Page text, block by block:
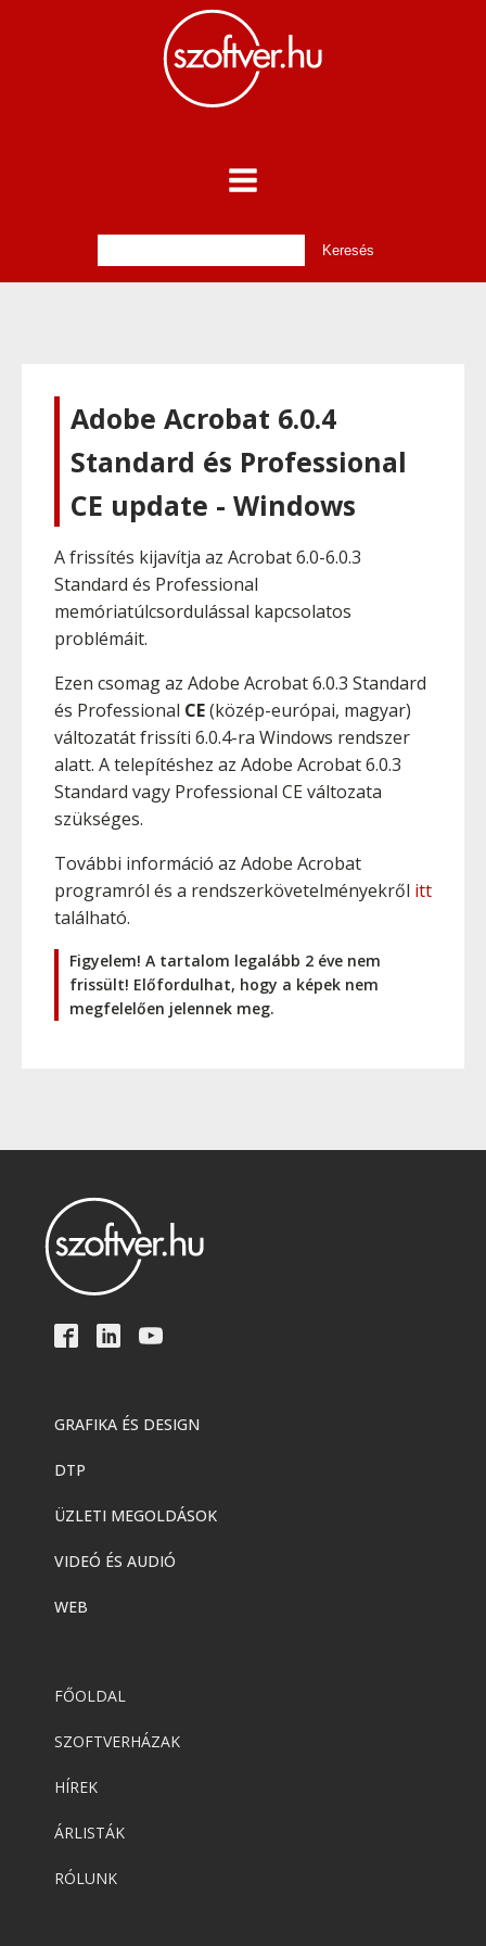
Adobe Acrobat 6.0.4
Standard és Professional
CE update - Windows
A frissítés kijavítja az Acrobat 6.0-6.0.3
Standard és Professional
memóriatúlcsordulással kapcsolatos
problémáit.
Ezen csomag az Adobe Acrobat 6.0.3 Standard
és Professional CE(közép-európai, magyar)
változatát frissíti 6.0.4-ra Windows rendszer
alatt. A telepítéshez az Adobe Acrobat 6.0.3
Standard vagy Professional CE változata
szükséges.
További információ az Adobe Acrobat
programról és a rendszerkövetelményekről itt
található.
Figyelem! A tartalom legalább 2 éve nem
frissült! Előfordulhat, hogy a képek nem
megfelelően jelennek meg.
GRAFIKA ÉS DESIGN
DTP
ÜZLETI MEGOLDÁSOK
VIDEÓ ÉS AUDIÓ
WEB
FŐOLDAL
SZOFTVERHÁZAK
HÍREK
ÁRLISTÁK
RÓLUNK